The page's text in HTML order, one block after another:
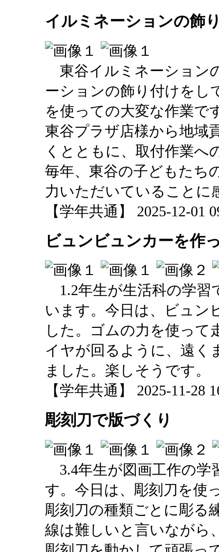
イルミネーションの飾
東谷イルミネーション
ーションの飾り付けをし
を使っての大変な作業で
東谷プラザ店様から地域
くとともに、取付作業へ
毎年、東谷の子どもたち
力いただいていることに
【学年共通】 2025-12-01
ビュンビュンカーを作
1.2年生が生活科の学習
います。今日は、ビュン
した。ゴムの力を使って
イヤが回るように、遠く
ました。楽しそうです。
【学年共通】 2025-11-28
彫刻刀で版づくり
3.4年生が図画工作の学
す。今日は、彫刻刀を使
彫刻刀の種類ごとに彫る
線は難しいと言いながら